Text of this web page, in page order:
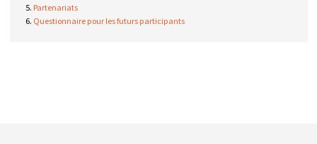
Partenariats
Questionnaire pour les futurs participants